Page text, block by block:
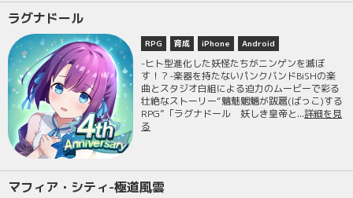
ラグナドール
RPG 育成 iPhone Android
-ヒト型進化した妖怪たちがニンゲンを滅ぼ
す！？-楽器を持たないパンクバンドBiSHの楽
曲とスタジオ白組による迫力のムービーで彩る
壮絶なストーリー“魑魅魍魎が跋扈(ばっこ)する
RPG”「ラグナドール 妖しき皇帝と...詳細を見
る
マフィア・シティ-極道風雲